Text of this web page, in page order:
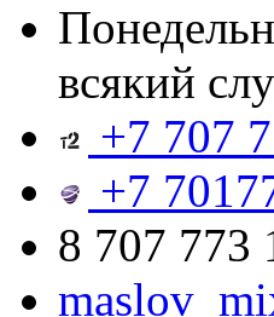
всякий
+7 707
+7
8 707 773